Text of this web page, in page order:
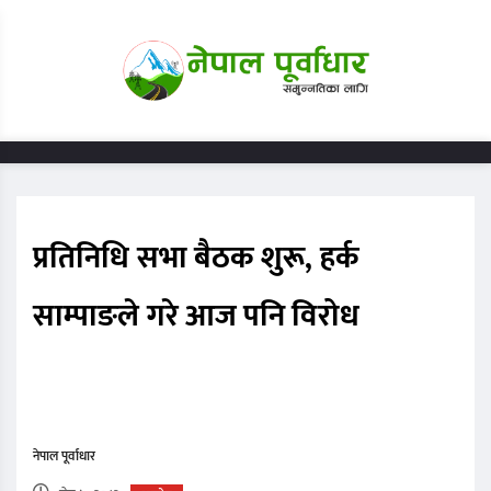
प्रतिनिधि सभा बैठक शुरू, हर्क
साम्पाङले गरे आज पनि विरोध
नेपाल पूर्वाधार